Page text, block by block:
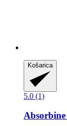
Košarica
5.0 (1)
Absorbine